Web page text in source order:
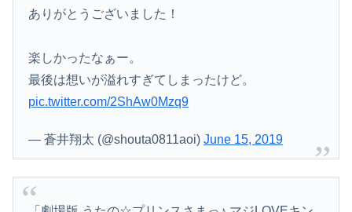
ありがとうございました！
楽しかったなぁー。
最後は想いが溢れすぎてしまったけど。
pic.twitter.com/2ShAw0Mzq9
— 蒼井翔太 (@shouta0811aoi)June 15, 2019